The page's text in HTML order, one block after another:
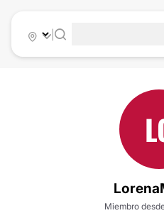
|
Miembro